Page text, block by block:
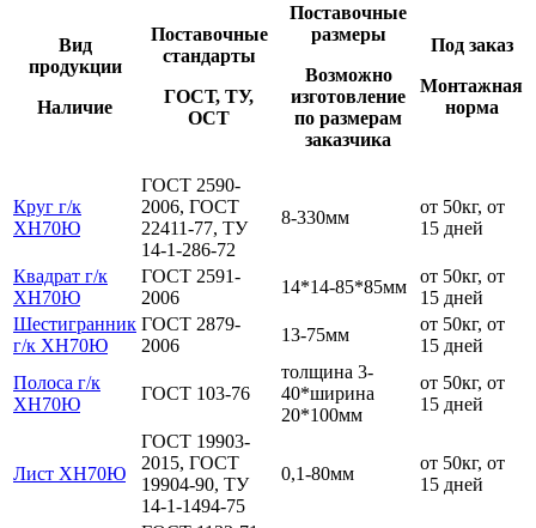
Вид
продукции
Наличие
Поставочные
стандарты
ГОСТ, ТУ,
ОСТ
Поставочные
размеры
Возможно
изготовление
по размерам
заказчика
Под заказ
Монтажная
норма
Круг г/к
ХН70Ю
ГОСТ 2590-
2006, ГОСТ
22411-77, ТУ
14-1-286-72
8-330мм
от 50кг, от
15 дней
Квадрат г/к
ХН70Ю
ГОСТ 2591-
2006
14*14-85*85мм
от 50кг, от
15 дней
Шестигранник
г/к ХН70Ю
ГОСТ 2879-
2006
13-75мм
от 50кг, от
15 дней
Полоса г/к
ХН70Ю
ГОСТ 103-76
толщина 3-
40*ширина
20*100мм
от 50кг, от
15 дней
Лист ХН70Ю
ГОСТ 19903-
2015, ГОСТ
19904-90, ТУ
14-1-1494-75
0,1-80мм
от 50кг, от
15 дней